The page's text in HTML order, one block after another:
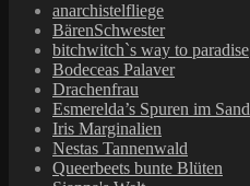
anarchistelfliege
BärenSchwester
bitchwitch`s way to paradise
Bodeceas Palaver
Drachenfrau
Esmerelda’s Spuren im Sand
Iris Marginalien
Nestas Tannenwald
Queerbeets bunte Blüten